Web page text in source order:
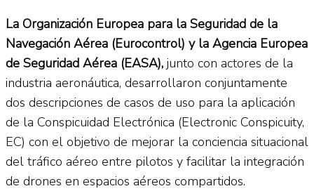
La Organización Europea para la Seguridad de la
Navegación Aérea (Eurocontrol) y la Agencia Europea
de Seguridad Aérea (EASA), junto con actores de la
industria aeronáutica, desarrollaron conjuntamente
dos descripciones de casos de uso para la aplicación
de la Conspicuidad Electrónica (Electronic Conspicuity,
EC) con el objetivo de mejorar la conciencia situacional
del tráfico aéreo entre pilotos y facilitar la integración
de drones en espacios aéreos compartidos.